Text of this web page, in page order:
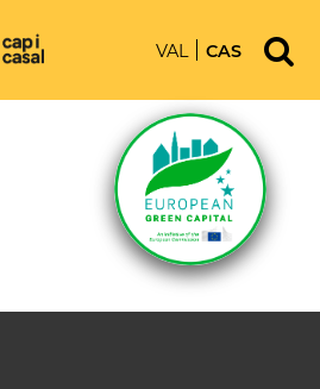
VAL CAS